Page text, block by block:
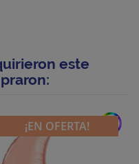
este
add
¡EN OFERTA!